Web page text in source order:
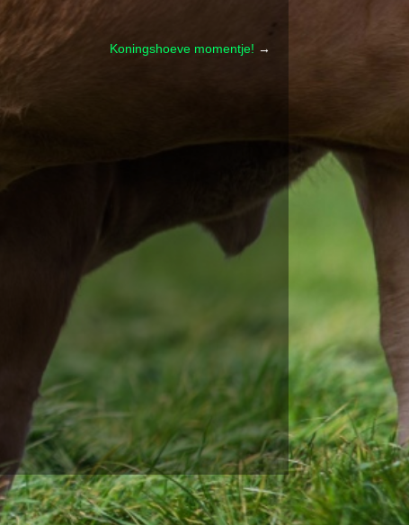
Koningshoeve momentje! →